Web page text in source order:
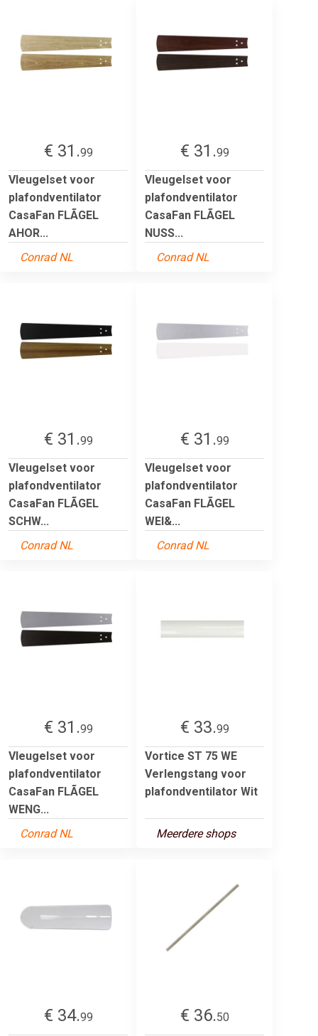
€ 31.99
Vleugelset voor
plafondventilator
CasaFan FLÃGEL
AHOR...
Conrad NL
€ 31.99
Vleugelset voor
plafondventilator
CasaFan FLÃGEL
NUSS...
Conrad NL
€ 31.99
Vleugelset voor
plafondventilator
CasaFan FLÃGEL
SCHW...
Conrad NL
€ 31.99
Vleugelset voor
plafondventilator
CasaFan FLÃGEL
WEI&...
Conrad NL
€ 31.99
Vleugelset voor
plafondventilator
CasaFan FLÃGEL
WENG...
Conrad NL
€ 33.99
Vortice ST 75 WE
Verlengstang voor
plafondventilator Wit
Meerdere shops
€ 34.99 € 36.50